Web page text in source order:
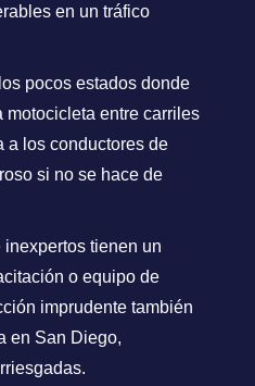
en un tráfico
pocos estados donde
motocicleta entre carriles
a los conductores de
si no se hace de
tienen un
o equipo de
imprudente también
en San Diego,